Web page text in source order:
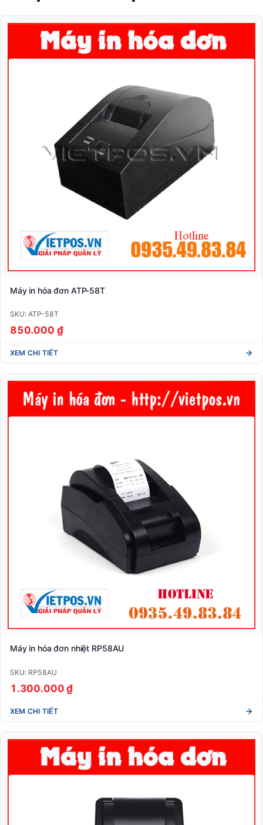
Máy in hóa đơn ATP-58T
SKU: ATP-58T
850.000 ₫
XEM CHI TIẾT
Máy in hóa đơn nhiệt RP58AU
SKU: RP58AU
1.300.000 ₫
XEM CHI TIẾT